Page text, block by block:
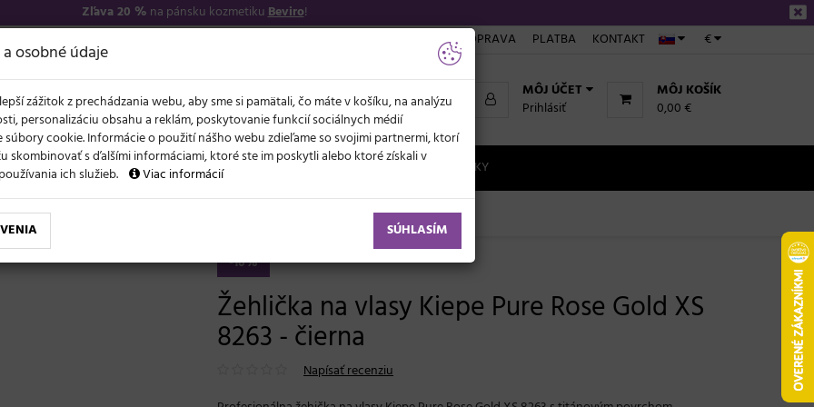
Zľava 20 % na pánsku kozmetikuBeviro!
€
VŠETKO O NÁKUPE DOPRAVA PLATBA KONTAKT
MÔJ KOŠÍK
0,00 €
MÔJ ÚČET
Prihlásiť
NOVO LETO A VLASY AKCIE ZNAČKY NOVINKY
Žehlička na vlasy Kiepe Pure Rose Gold XS 8263 - čierna
-10%
Žehlička na vlasy Kiepe Pure Rose Gold XS
8263 - čierna
Napísať recenziu
osobné údaje
zážitok z prechádzania webu, aby sme si pamätali, čo máte v košíku, na analýzu
personalizáciu obsahu a reklám, poskytovanie funkcií sociálnych médií
súbory cookie. Informácie o použití nášho webu zdieľame so svojimi partnermi, ktorí
skombinovať s ďalšími informáciami, ktoré ste im poskytli alebo ktoré získali v
ich služieb.
Viac informácií
SÚHLASÍM